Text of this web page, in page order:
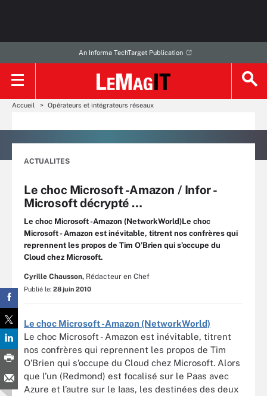
An Informa TechTarget Publication
Accueil Opérateurs et intégrateurs réseaux
ACTUALITES
Le choc Microsoft -Amazon / Infor -
Microsoft décrypté …
Le choc Microsoft -Amazon (NetworkWorld)Le choc
Microsoft - Amazon est inévitable, titrent nos confrères qui
reprennent les propos de Tim O’Brien qui s’occupe du
Cloud chez Microsoft.
Cyrille Chausson, Rédacteur en Chef
Publié le: 28 juin 2010
Le choc Microsoft -Amazon (NetworkWorld)
Le choc Microsoft - Amazon est inévitable, titrent
nos confrères qui reprennent les propos de Tim
O’Brien qui s’occupe du Cloud chez Microsoft. Alors
que l’un (Redmond) est focalisé sur le Paas avec
Azure et l’autre sur le Iaas, les destinées des deux